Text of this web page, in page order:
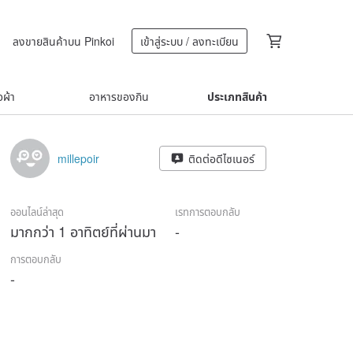
ลงขายสินค้าบน Pinkoi เข้าสู่ระบบ / ลงทะเบียน
ผ้า อาหารของกิน ประเภทสินค้า
millepoir ติดต่อดีไซเนอร์
ออนไลน์ล่าสุด
มากกว่า 1 อาทิตย์ที่ผ่านมา
เรทการตอบกลับ
-
การตอบกลับ
-